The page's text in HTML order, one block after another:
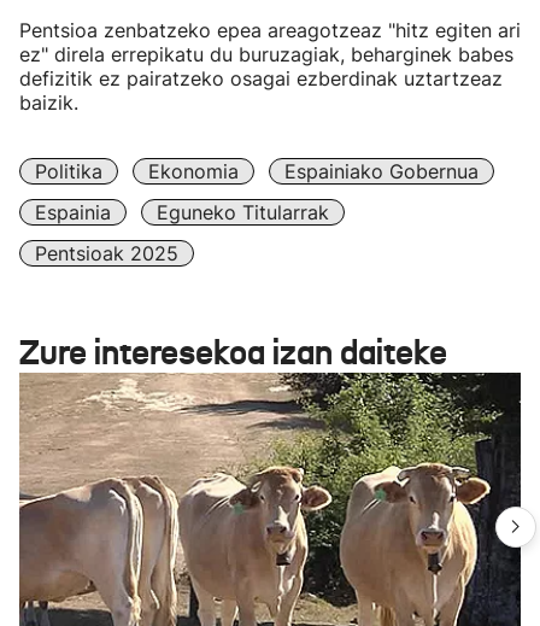
Pentsioa zenbatzeko epea areagotzeaz "hitz egiten ari
ez" direla errepikatu du buruzagiak, beharginek babes
defizitik ez pairatzeko osagai ezberdinak uztartzeaz
baizik.
Politika Ekonomia
Espainiako Gobernua
Espainia
Eguneko Titularrak
Pentsioak 2025
Zure interesekoa izan daiteke